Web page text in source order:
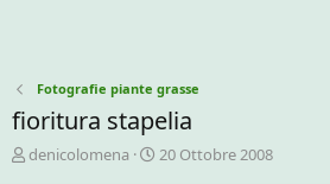
Fotografie piante grasse
fioritura stapelia
C
denicolomena
D
20 Ottobre 2008